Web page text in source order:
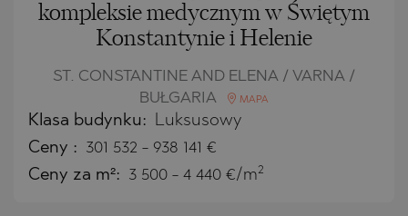
kompleksie medycznym w Świętym
Konstantynie i Helenie
ST. CONSTANTINE AND ELENA / VARNA /
BUŁGARIA
MAPA
Klasa budynku: Luksusowy
Ceny : 301 532 - 938 141 €
Ceny za m²: 3 500 - 4 440 €/m2